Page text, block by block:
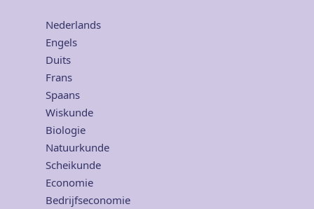
Nederlands
Engels
Duits
Frans
Spaans
Wiskunde
Biologie
Natuurkunde
Scheikunde
Economie
Bedrijfseconomie